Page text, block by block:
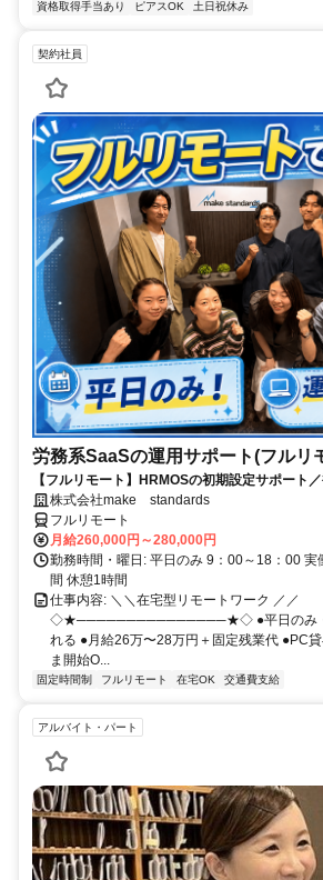
資格取得手当あり
ピアスOK 土日祝休み
契約社員
労務系SaaSの運用サポート(フルリ
【フルリモート】HRMOSの初期設定サポート
時進行／業務経験無しでもOK
株式会社make standards
フルリモート
月給260,000円～280,000円
勤務時間・曜日: 平日のみ 9：00～18：00 実
間 休憩1時間
仕事内容: ＼＼在宅型リモートワーク ／／
◇★───────────────★◇ ●平日のみ・
れる ●月給26万〜28万円＋固定残業代 ●PC
ま開始O...
固定時間制 フルリモート 在宅OK 交通費支給
アルバイト・パート